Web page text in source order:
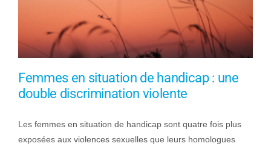
Femmes en situation de handicap : une
double discrimination violente
Les femmes en situation de handicap sont quatre fois plus
exposées aux violences sexuelles que leurs homologues